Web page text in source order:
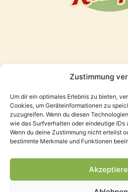
Zustimmung
Um dir ein optimales Erlebnis zu bieten,
Cookies, um Geräteinformationen zu
zuzugreifen. Wenn du diesen
wie das Surfverhalten oder eindeutige IDs
Wenn du deine Zustimmung nicht erteilst
bestimmte Merkmale und Funktionen